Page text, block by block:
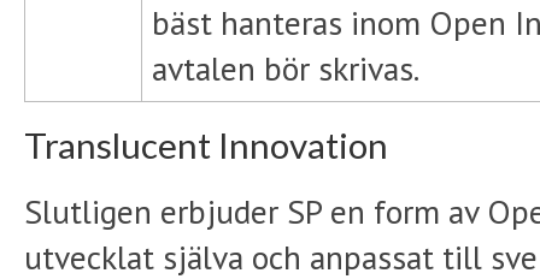
bäst hanteras inom Open
avtalen bör skrivas.
Translucent Innovation
Slutligen erbjuder SP en form av
utvecklat själva och anpassat till